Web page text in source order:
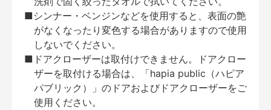
■シンナー・ベンジンなどを使用すると、表面の艶
がなくなったり変色する場合がありますので使用
しないでください。
■ドアクローザーは取付けできません。ドアクロー
ザーを取付ける場合は、「hapia public（ハピア
パブリック）」のドアおよびドアクローザーをご
使用ください。